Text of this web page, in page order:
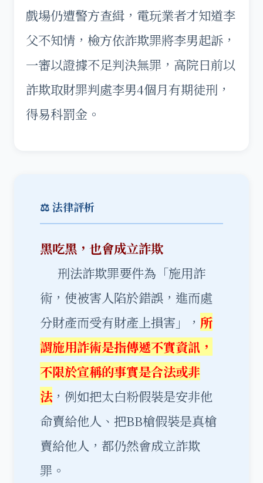
戲場仍遭警方查緝，電玩業者才知道李
父不知情，檢方依詐欺罪將李男起訴，
一審以證據不足判決無罪，高院日前以
詐欺取財罪判處李男4個月有期徒刑，
得易科罰金。
⚖️ 法律評析
黑吃黑，也會成立詐欺
刑法詐欺罪要件為「施用詐
術，使被害人陷於錯誤，進而處
分財產而受有財產上損害」， 所
謂施用詐術是指傳遞不實資訊，
不限於宣稱的事實是合法或非
法，例如把太白粉假裝是安非他
命賣給他人、把BB槍假裝是真槍
賣給他人，都仍然會成立詐欺
罪。